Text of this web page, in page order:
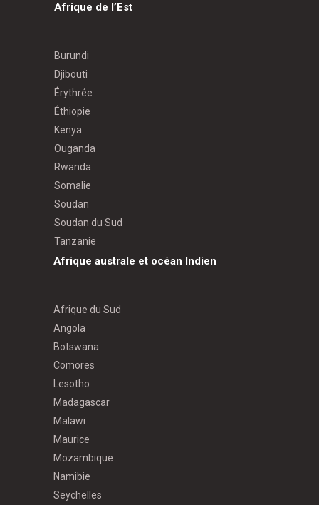
Afrique de l’Est
Burundi
Djibouti
Érythrée
Éthiopie
Kenya
Ouganda
Rwanda
Somalie
Soudan
Soudan du Sud
Tanzanie
Afrique australe et océan Indien
Afrique du Sud
Angola
Botswana
Comores
Lesotho
Madagascar
Malawi
Maurice
Mozambique
Namibie
Seychelles